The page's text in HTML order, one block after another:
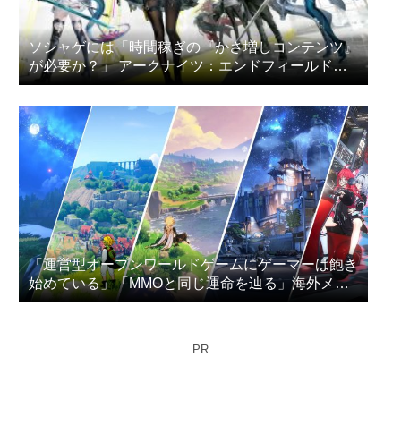
ソシャゲには「時間稼ぎの『かさ増しコンテンツ』
が必要か？」 アークナイツ：エンドフィールドの
プレイヤー達が議論
「運営型オープンワールドゲームにゲーマーは飽き
始めている」「MMOと同じ運命を辿る」海外メデ
ィアが指摘
PR